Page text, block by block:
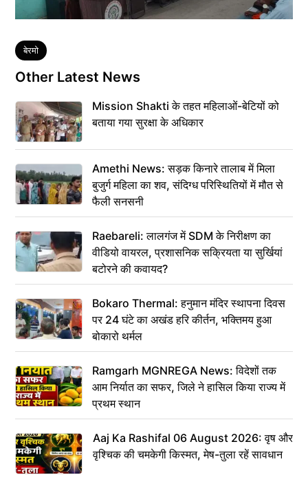
Tags
बेरमो
Other Latest News
Mission Shakti के तहत महिलाओं-बेटियों को
बताया गया सुरक्षा के अधिकार
Amethi News: सड़क किनारे तालाब में मिला
बुजुर्ग महिला का शव, संदिग्ध परिस्थितियों में मौत से
फैली सनसनी
Raebareli: लालगंज में SDM के निरीक्षण का
वीडियो वायरल, प्रशासनिक सक्रियता या सुर्खियां
बटोरने की कवायद?
Bokaro Thermal: हनुमान मंदिर स्थापना दिवस
पर 24 घंटे का अखंड हरि कीर्तन, भक्तिमय हुआ
बोकारो थर्मल
Ramgarh MGNREGA News: विदेशों तक
आम निर्यात का सफर, जिले ने हासिल किया राज्य में
प्रथम स्थान
Aaj Ka Rashifal 06 August 2026: वृष और
वृश्चिक की चमकेगी किस्मत, मेष-तुला रहें सावधान